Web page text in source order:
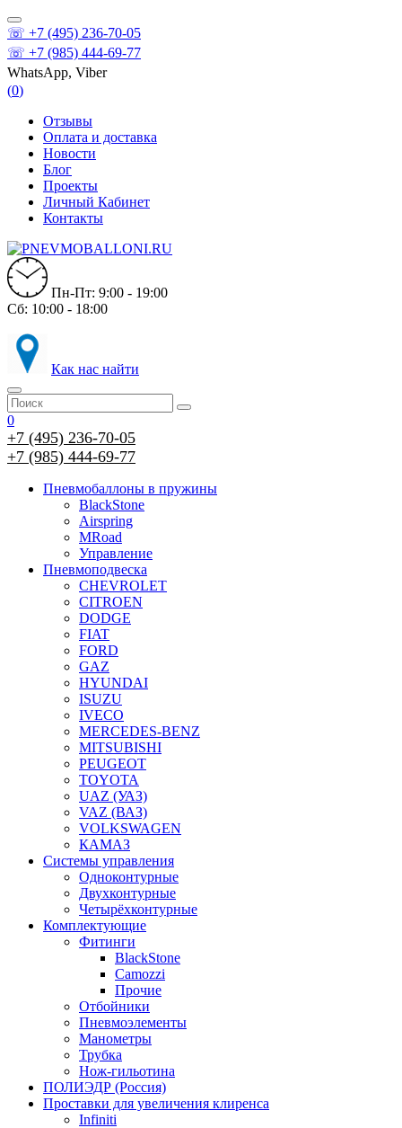
☏ +7 (495) 236-70-05
☏ +7 (985) 444-69-77
WhatsApp, Viber
(0)
Отзывы
Оплата и доставка
Новости
Блог
Проекты
Личный Кабинет
Контакты
Пн-Пт: 9:00 - 19:00
Сб: 10:00 - 18:00
Как нас найти
0
+7 (495) 236-70-05
+7 (985) 444-69-77
Пневмобаллоны в пружины
BlackStone
Airspring
MRoad
Управление
Пневмоподвеска
CHEVROLET
CITROEN
DODGE
FIAT
FORD
GAZ
HYUNDAI
ISUZU
IVECO
MERCEDES-BENZ
MITSUBISHI
PEUGEOT
TOYOTA
UAZ (УАЗ)
VAZ (ВАЗ)
VOLKSWAGEN
КАМАЗ
Системы управления
Одноконтурные
Двухконтурные
Четырёхконтурные
Комплектующие
Фитинги
BlackStone
Camozzi
Прочие
Отбойники
Пневмоэлементы
Манометры
Трубка
Нож-гильотина
ПОЛИЭДР (Россия)
Проставки для увеличения клиренса
Infiniti